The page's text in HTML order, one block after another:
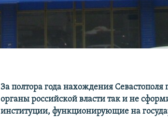
За полтора года нахождения
органы российской власти так и не
институции, функционирующие на